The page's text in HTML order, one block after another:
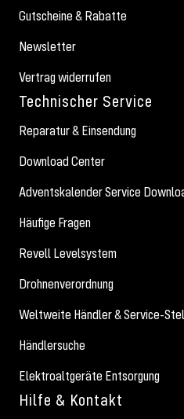
Gutscheine & Rabatte
Newsletter
Vertrag widerrufen
Technischer Service
Reparatur & Einsendung
Download Center
Adventskalender Service
Häufige Fragen
Revell Levelsystem
Drohnenverordnung
Weltweite Händler & Service-
Händlersuche
Elektroaltgeräte Entsorgung
Hilfe & Kontakt